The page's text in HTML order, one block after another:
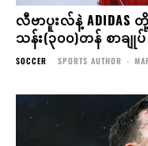
လီဗာပူးလ်နဲ့ ADIDAS
သန်း(၃၀၀)တန် စာချု
SOCCER SPORTS AUTHOR -